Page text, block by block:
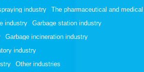
industry
The pharmaceutical and
industry
Garbage station industry
Garbage incineration industry
industry
Other industries